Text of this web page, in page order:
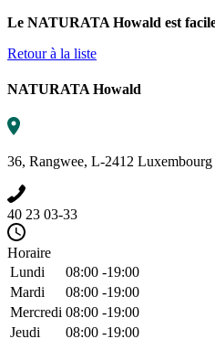
Le NATURATA Howald est
Retour à la liste
NATURATA Howald
36, Rangwee, L-2412 Luxembourg
40 23 03-33
Horaire
Lundi
08:00 -19:00
Mardi
08:00 -19:00
Mercredi 08:00 -19:00
Jeudi
08:00 -19:00